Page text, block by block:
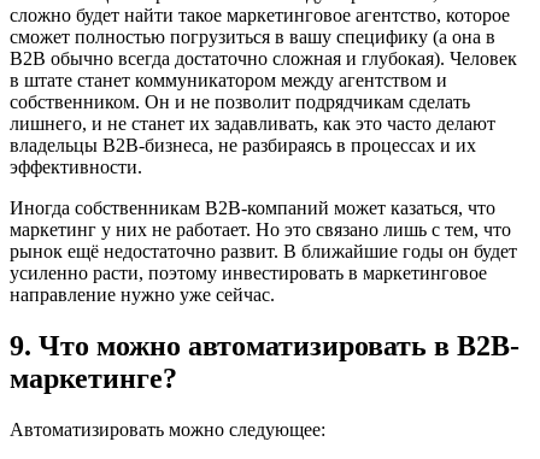
сложно будет найти такое маркетинговое агентство, которое
сможет полностью погрузиться в вашу специфику (а она в
B2B обычно всегда достаточно сложная и глубокая). Человек
в штате станет коммуникатором между агентством и
собственником. Он и не позволит подрядчикам сделать
лишнего, и не станет их задавливать, как это часто делают
владельцы B2B-бизнеса, не разбираясь в процессах и их
эффективности.
Иногда собственникам B2B-компаний может казаться, что
маркетинг у них не работает. Но это связано лишь с тем, что
рынок ещё недостаточно развит. В ближайшие годы он будет
усиленно расти, поэтому инвестировать в маркетинговое
направление нужно уже сейчас.
9. Что можно автоматизировать в B2B-
маркетинге?
Автоматизировать можно следующее: